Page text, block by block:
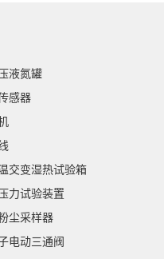
液氮罐
感器
交变湿热试验箱
力试验装置
尘采样器
电动三通阀